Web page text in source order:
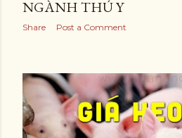
NGÀNH THÚ Y
Share Post a Comment